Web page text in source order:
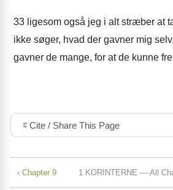
33 ligesom også jeg i alt stræber at
ikke søger, hvad der gavner mig
gavner de mange, for at de kunne
Cite / Share This Page
‹ Chapter 9 1 KORINTERNE — All